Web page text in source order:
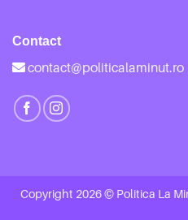
Contact
contact@politicalaminut.ro
Copyright 2026 © Politica La